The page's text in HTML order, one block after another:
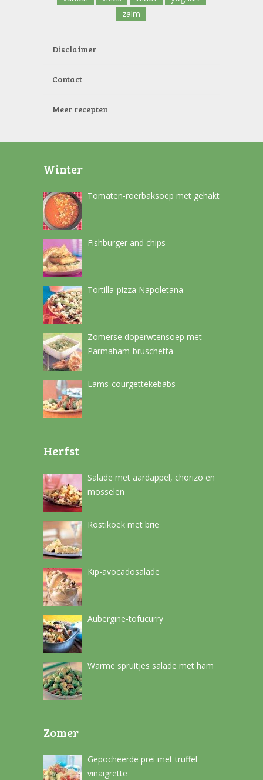
zalm
Disclaimer
Contact
Meer recepten
Winter
Tomaten-roerbaksoep met gehakt
Fishburger and chips
Tortilla-pizza Napoletana
Zomerse doperwtensoep met
Parmaham-bruschetta
Lams-courgettekebabs
Herfst
Salade met aardappel, chorizo en
mosselen
Rostikoek met brie
Kip-avocadosalade
Aubergine-tofucurry
Warme spruitjes salade met ham
Zomer
Gepocheerde prei met truffel
vinaigrette